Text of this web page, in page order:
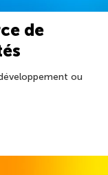
de
ou